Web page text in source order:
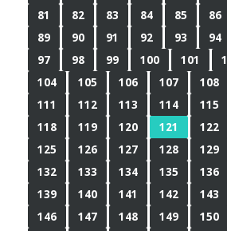
81
82 83 84 85 86
89
90 91 92 93 94
97
98 99 100 101
104
105 106 107 108
111
112 113 114 115
118
119 120 121 122
125
126 127 128 129
132
133 134 135 136
139
140 141 142 143
146
147 148 149 150